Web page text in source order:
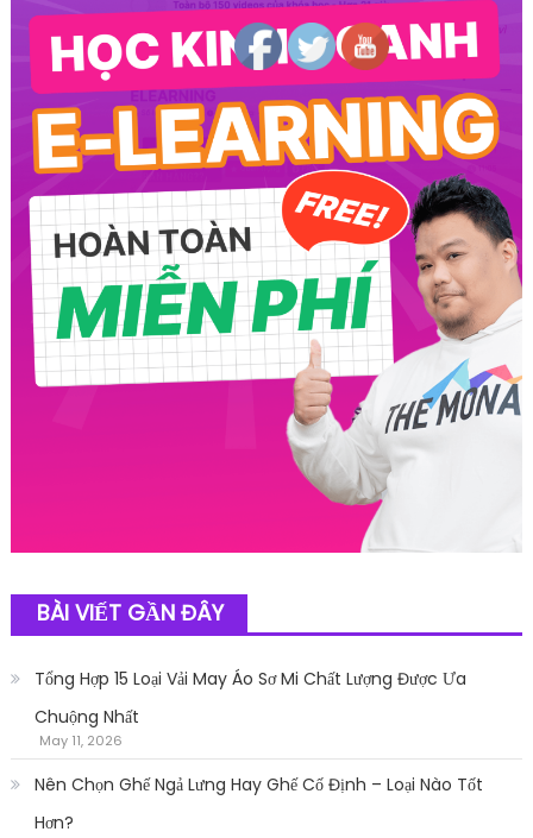
BÀI VIẾT GẦN ĐÂY
Tổng Hợp 15 Loại Vải May Áo Sơ Mi Chất Lượng Được Ưa
Chuộng Nhất
May 11, 2026
Nên Chọn Ghế Ngả Lưng Hay Ghế Cố Định – Loại Nào Tốt
Hơn?